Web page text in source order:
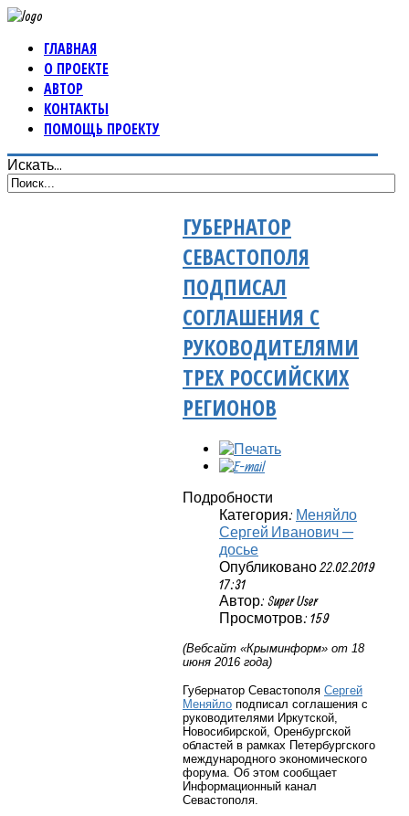
ГЛАВНАЯ
О ПРОЕКТЕ
АВТОР
КОНТАКТЫ
ПОМОЩЬ ПРОЕКТУ
Искать...
ГУБЕРНАТОР
СЕВАСТОПОЛЯ
ПОДПИСАЛ
СОГЛАШЕНИЯ С
РУКОВОДИТЕЛЯМИ
ТРЕХ РОССИЙСКИХ
РЕГИОНОВ
Подробности
Категория: Меняйло
Сергей Иванович —
досье
Опубликовано 22.02.2019
17:31
Автор: Super User
Просмотров: 159
(Вебсайт «Крыминформ» от 18
июня 2016 года)
Губернатор Севастополя Сергей
Меняйло подписал соглашения с
руководителями Иркутской,
Новосибирской, Оренбургской
областей в рамках Петербургского
международного экономического
форума. Об этом сообщает
Информационный канал
Севастополя.